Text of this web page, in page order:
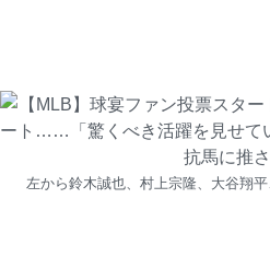
左から鈴木誠也、村上宗隆、大谷翔